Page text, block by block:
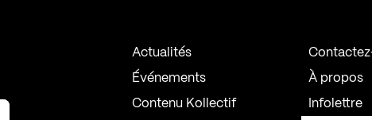
Actualités
Événements
Contenu Kollectif
À propos
Infolettre